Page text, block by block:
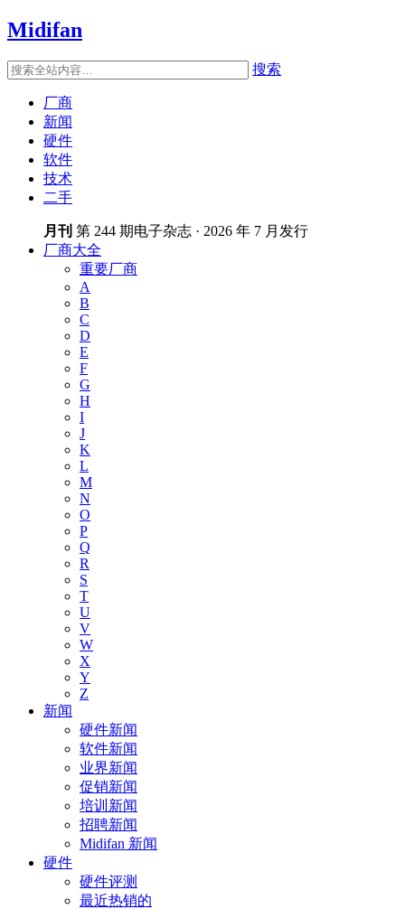
Midifan
搜索
厂商
新闻
硬件
软件
技术
二手
月刊 第 244 期电子杂志 · 2026 年 7 月发行
厂商大全
重要厂商
A
B
C
D
E
F
G
H
I
J
K
L
M
N
O
P
Q
R
S
T
U
V
W
X
Y
Z
新闻
硬件新闻
软件新闻
业界新闻
促销新闻
培训新闻
招聘新闻
Midifan 新闻
硬件
硬件评测
最近热销的